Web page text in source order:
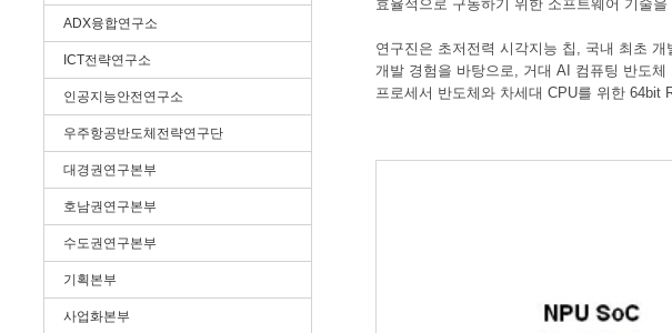
ADX융합연구소
ICT전략연구소
인공지능안전연구소
우주항공반도체전략연구단
대경권연구본부
호남권연구본부
수도권연구본부
기획본부
사업화본부
효율적으로 구동하기 위한 소프트웨어 기술
연구진은 초저전력 시각지능 칩, 국내 최초
개발 경험을 바탕으로, 거대 AI 컴퓨팅 반도
프로세서 반도체와 차세대 CPU를 위한 64bit